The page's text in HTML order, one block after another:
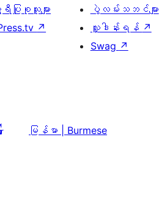
ပြုစုသူများ
↗
ပွဲလမ်းသဘင်များ
လှူဒါန်းရန် ↗
Swag ↗
မြန်မာ | Burmese